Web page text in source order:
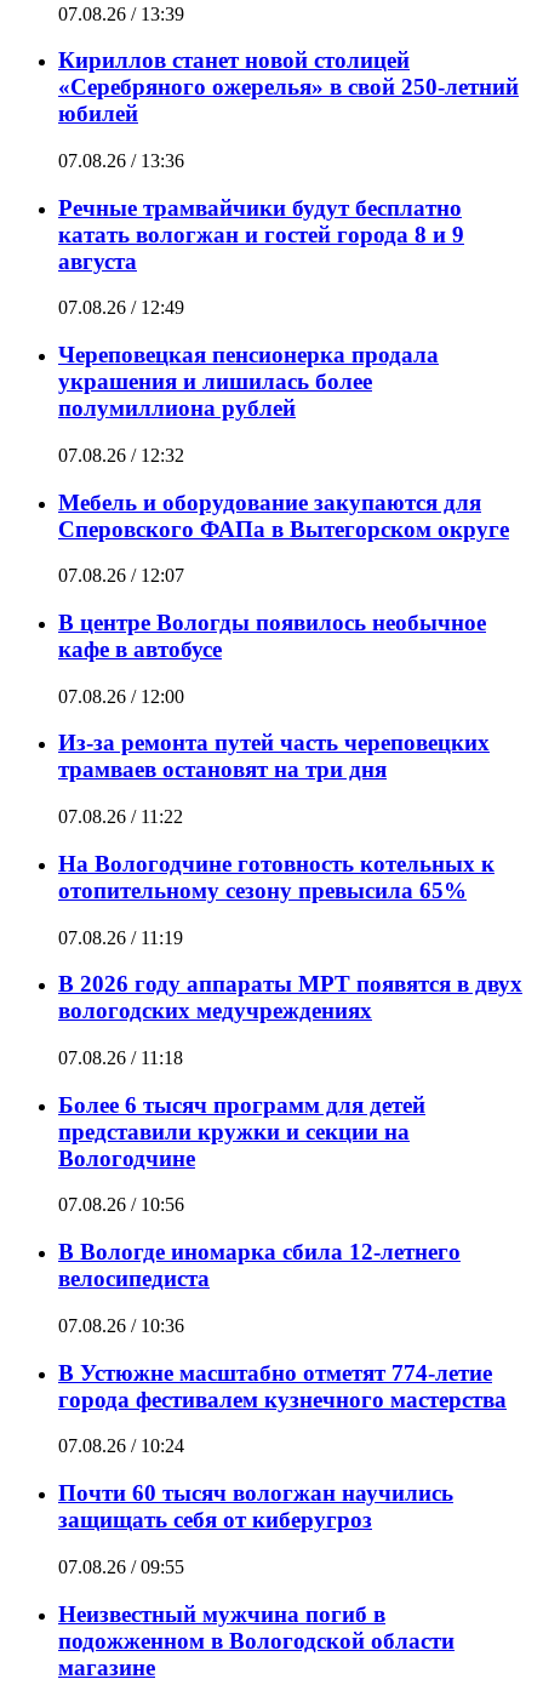
07.08.26 / 13:39
Кириллов станет новой столицей
«Серебряного ожерелья» в свой 250-летний
юбилей
07.08.26 / 13:36
Речные трамвайчики будут бесплатно
катать вологжан и гостей города 8 и 9
августа
07.08.26 / 12:49
Череповецкая пенсионерка продала
украшения и лишилась более
полумиллиона рублей
07.08.26 / 12:32
Мебель и оборудование закупаются для
Сперовского ФАПа в Вытегорском округе
07.08.26 / 12:07
В центре Вологды появилось необычное
кафе в автобусе
07.08.26 / 12:00
Из-за ремонта путей часть череповецких
трамваев остановят на три дня
07.08.26 / 11:22
На Вологодчине готовность котельных к
отопительному сезону превысила 65%
07.08.26 / 11:19
В 2026 году аппараты МРТ появятся в двух
вологодских медучреждениях
07.08.26 / 11:18
Более 6 тысяч программ для детей
представили кружки и секции на
Вологодчине
07.08.26 / 10:56
В Вологде иномарка сбила 12-летнего
велосипедиста
07.08.26 / 10:36
В Устюжне масштабно отметят 774-летие
города фестивалем кузнечного мастерства
07.08.26 / 10:24
Почти 60 тысяч вологжан научились
защищать себя от киберугроз
07.08.26 / 09:55
Неизвестный мужчина погиб в
подожженном в Вологодской области
магазине